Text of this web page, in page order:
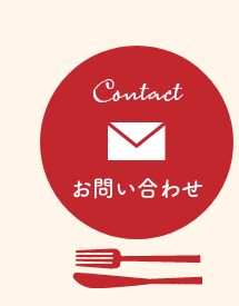
Contact
お問い合わせ